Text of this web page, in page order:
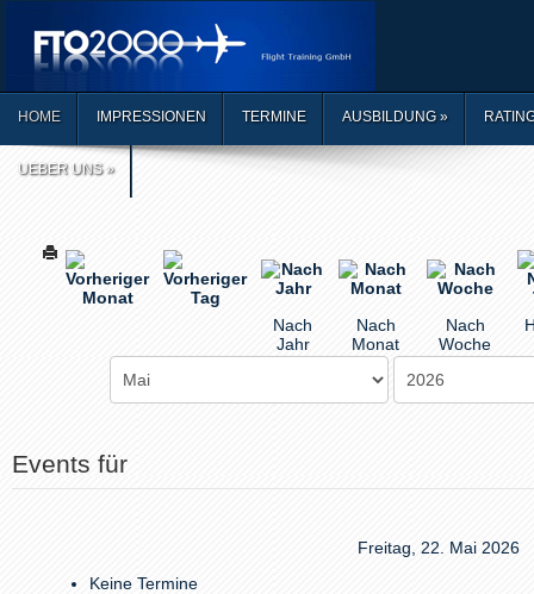
HOME IMPRESSIONEN TERMINE AUSBILDUNG»
UEBER UNS»
Nach
Jahr
Nach
Monat
Nach
Woche
Events für
Freitag, 22. Mai 2026
Keine Termine